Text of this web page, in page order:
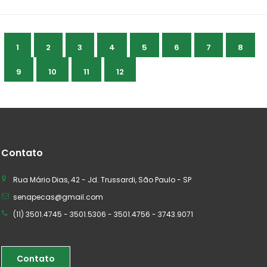
1 2 3 4 5 6 7 8
9 10 11 12
Contato
Rua Mário Dias, 42 - Jd. Trussardi, São Paulo - SP
senapecas@gmail.com
(11) 3501.4745 - 3501.5306 - 3501.4756 - 3743.9071
Contato